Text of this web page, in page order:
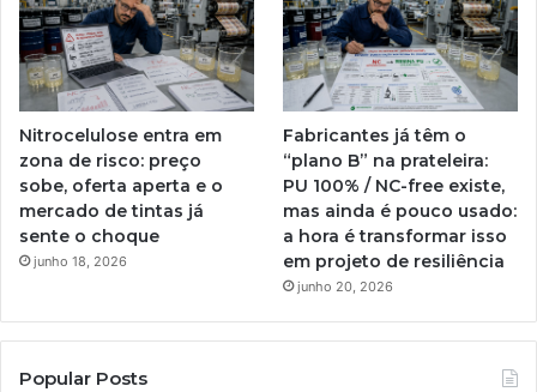
Nitrocelulose entra em
zona de risco: preço
sobe, oferta aperta e o
mercado de tintas já
sente o choque
junho 18, 2026
Fabricantes já têm o
“plano B” na prateleira:
PU 100% / NC-free existe,
mas ainda é pouco usado:
a hora é transformar isso
em projeto de resiliência
junho 20, 2026
Popular Posts